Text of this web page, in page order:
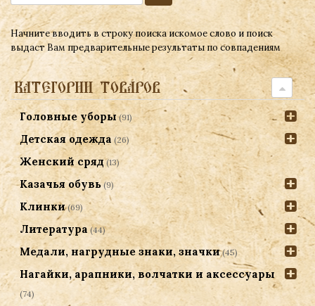
Начните вводить в строку поиска искомое слово и поиск
выдаст Вам предварительные результаты по совпадениям
КАТЕГОРИИ ТОВАРОВ
Головные уборы (91)
Детская одежда (26)
Женский сряд (13)
Казачья обувь (9)
Клинки (69)
Литература (44)
Медали, нагрудные знаки, значки (45)
Нагайки, арапники, волчатки и аксессуары
(74)